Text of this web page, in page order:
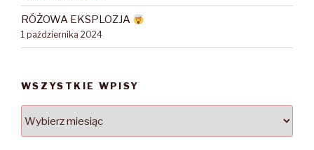
RÓŻOWA EKSPLOZJA
1 października 2024
WSZYSTKIE WPISY
WPISY